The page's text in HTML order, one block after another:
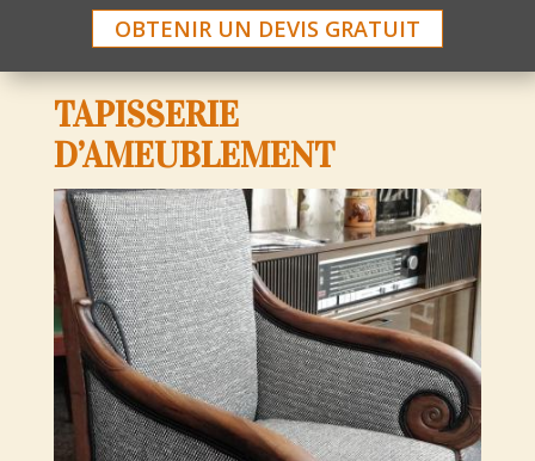
OBTENIR UN DEVIS GRATUIT
TAPISSERIE
D’AMEUBLEMENT